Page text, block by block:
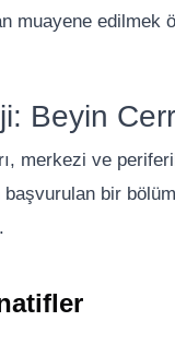
muayene
Beyin
merkezi ve
başvurulan bir